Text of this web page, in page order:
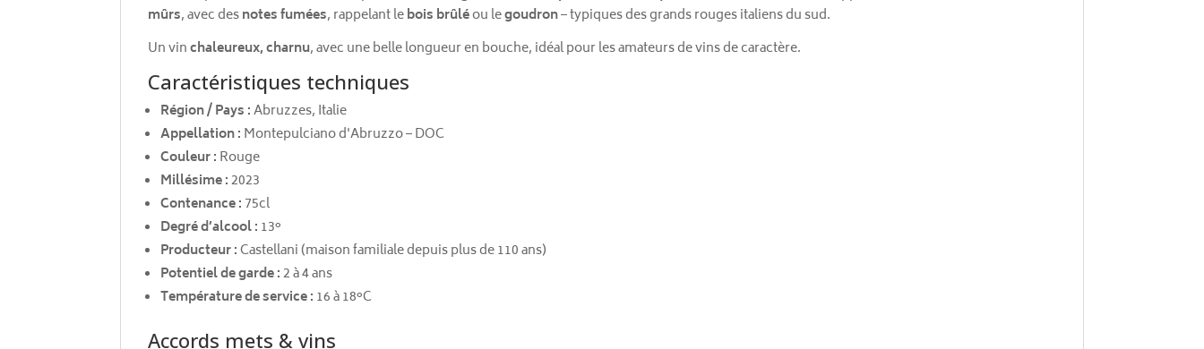
mûrs, avec desnotes fumées, rappelant lebois brûléou legoudron– typiques des grands rouges italiens du sud.
Un vinchaleureux, charnu, avec une belle longueur en bouche, idéal pour les amateurs de vins de caractère.
Caractéristiques techniques
Région / Pays :Abruzzes, Italie
Appellation : Montepulciano d'Abruzzo – DOC
Couleur : Rouge
Millésime :2023
Contenance : 75cl
Degré d’alcool : 13°
Producteur :Castellani (maison familiale depuis plus de 110 ans)
Potentiel de garde :2 à 4 ans
Température de service : 16 à 18°C
Accords mets & vins